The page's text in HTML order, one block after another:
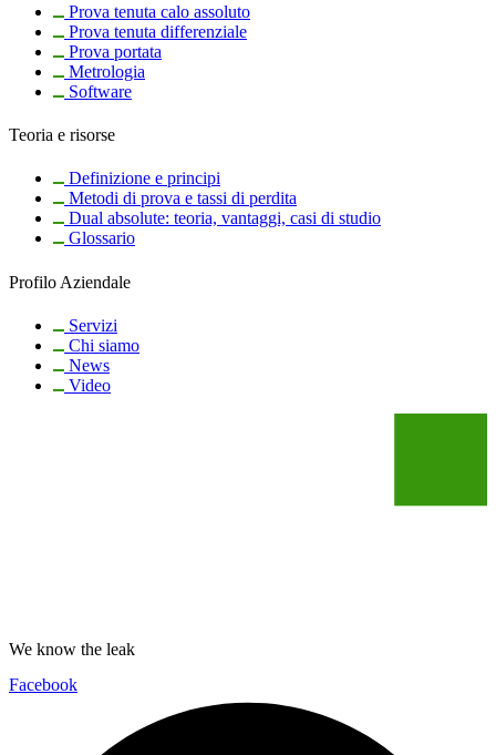
Prova tenuta calo assoluto
Prova tenuta differenziale
Prova portata
Metrologia
Software
Teoria e risorse
Definizione e principi
Metodi di prova e tassi di perdita
Dual absolute: teoria, vantaggi, casi di studio
Glossario
Profilo Aziendale
Servizi
Chi siamo
News
Video
We know the leak
Facebook